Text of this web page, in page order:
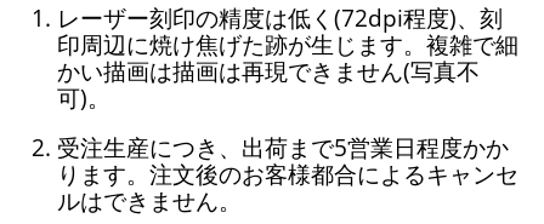
レーザー刻印の精度は低く(72dpi程度)、刻
印周辺に焼け焦げた跡が生じます。複雑で細
かい描画は描画は再現できません(写真不
可)。
受注生産につき、出荷まで5営業日程度かか
ります。注文後のお客様都合によるキャンセ
ルはできません。